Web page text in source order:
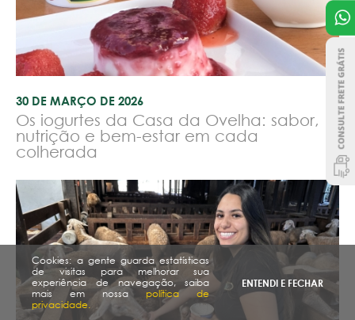
30 DE MARÇO DE 2026
Os iogurtes da Casa da Ovelha: sabor,
nutrição e bem-estar em cada
colherada
Cookies: a gente guarda estatísticas
de visitas para melhorar sua
experiência de navegação, saiba
mais em nossa política de
privacidade.
ENTENDI E FECHAR